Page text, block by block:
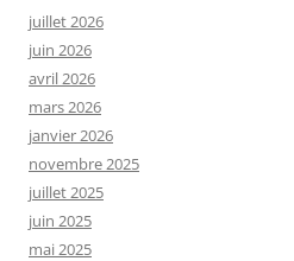
juillet 2026
juin 2026
avril 2026
mars 2026
janvier 2026
novembre 2025
juillet 2025
juin 2025
mai 2025